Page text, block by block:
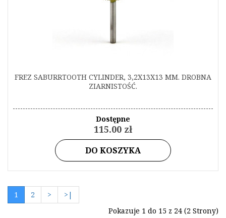
FREZ SABURRTOOTH CYLINDER, 3,2X13X13 MM. DROBNA
ZIARNISTOŚĆ.
Dostępne
115.00 zł
DO KOSZYKA
1 2 >
>|
Pokazuje 1 do 15 z 24 (2 Strony)